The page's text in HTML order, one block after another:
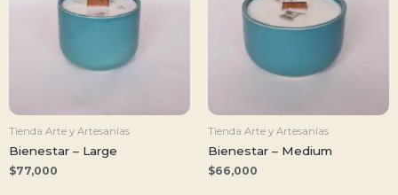
Tienda Arte y Artesanías
Bienestar – Large
$77,000
Tienda Arte y Artesanías
Bienestar – Medium
$66,000